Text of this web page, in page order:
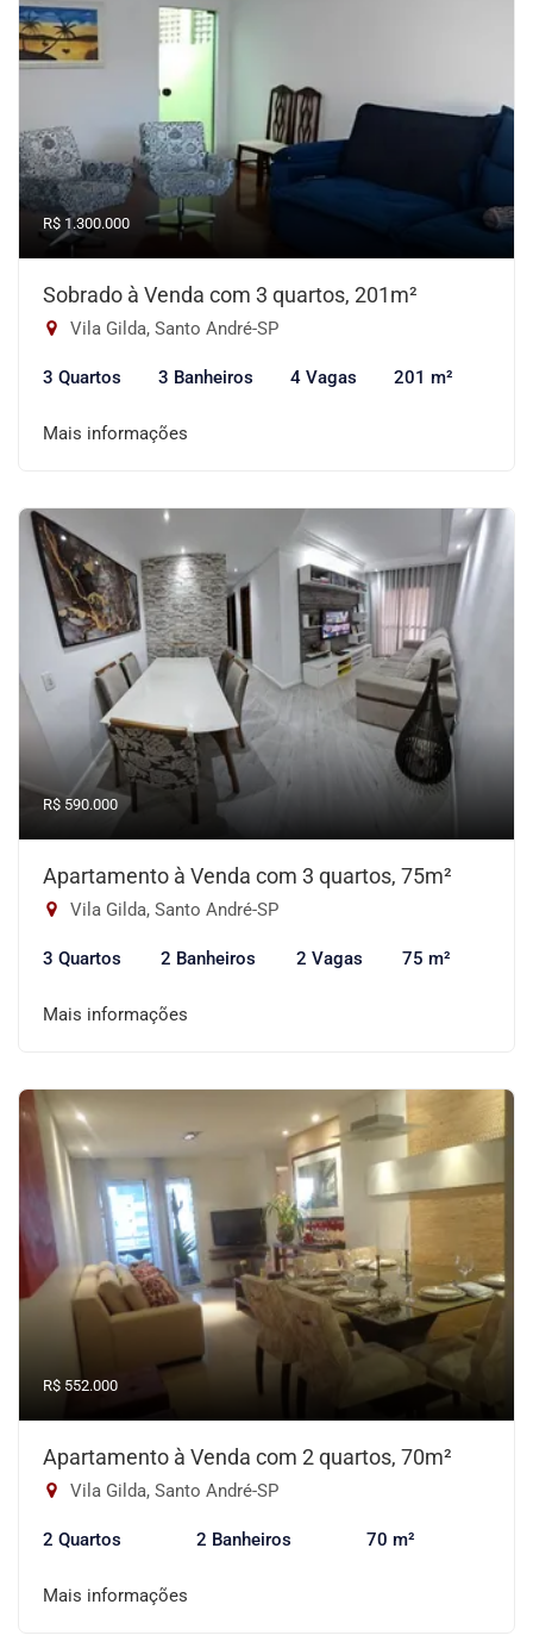
R$ 1.300.000
Sobrado à Venda com 3 quartos, 201m²
Vila Gilda, Santo André-SP
3 Quartos 3 Banheiros 4 Vagas 201 m²
Mais informações
R$ 590.000
Apartamento à Venda com 3 quartos, 75m²
Vila Gilda, Santo André-SP
3 Quartos 2 Banheiros 2 Vagas 75 m²
Mais informações
R$ 552.000
Apartamento à Venda com 2 quartos, 70m²
Vila Gilda, Santo André-SP
2 Quartos 2 Banheiros 70 m²
Mais informações